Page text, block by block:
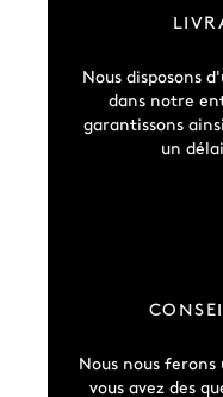
Nous disposons
dans notre
garantissons
un
Nous nous ferons
vous avez des